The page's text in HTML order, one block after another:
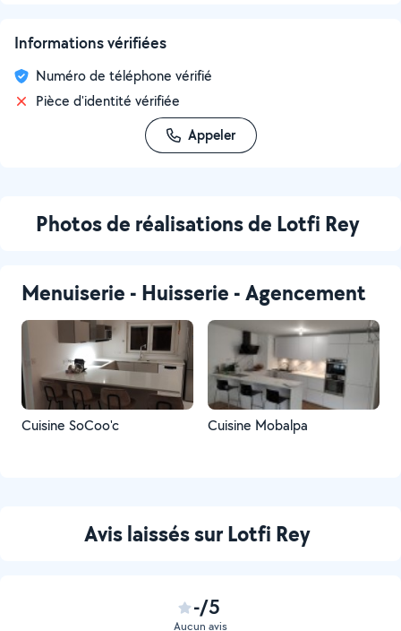
Informations vérifiées
Numéro de téléphone vérifié
Pièce d'identité vérifiée
Appeler
Photos de réalisations de Lotfi Rey
Menuiserie - Huisserie - Agencement
Cuisine SoCoo'c Cuisine Mobalpa
Avis laissés sur Lotfi Rey
-/5
Aucun avis